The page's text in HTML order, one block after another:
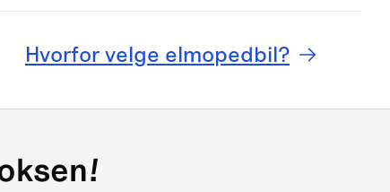
Hvorfor velge elmopedbil?